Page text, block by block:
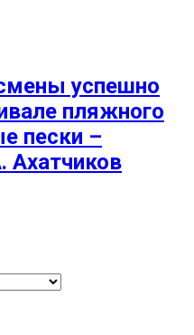
успешно
пляжного
пески –
Ахатчиков